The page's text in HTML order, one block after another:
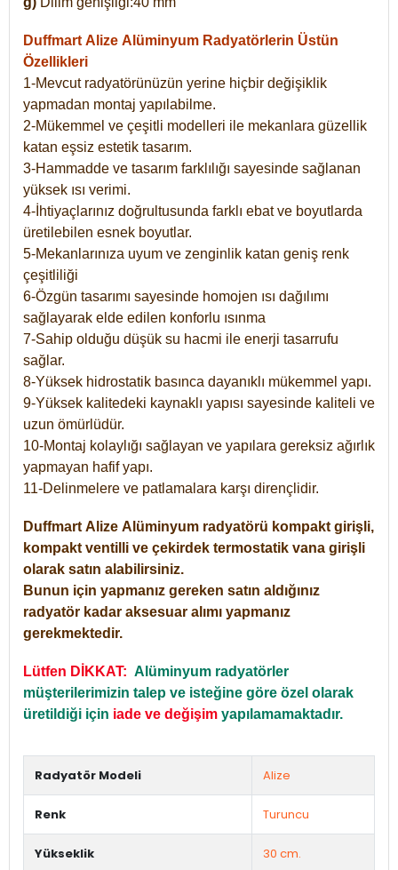
Duffmart Alize Alüminyum Radyatörlerin Üstün
Özellikleri
1-Mevcut radyatörünüzün yerine hiçbir değişiklik
yapmadan montaj yapılabilme.
2-Mükemmel ve çeşitli modelleri ile mekanlara güzellik
katan eşsiz estetik tasarım.
3-Hammadde ve tasarım farklılığı sayesinde sağlanan
yüksek ısı verimi.
4-İhtiyaçlarınız doğrultusunda farklı ebat ve boyutlarda
üretilebilen esnek boyutlar.
5-Mekanlarınıza uyum ve zenginlik katan geniş renk
çeşitliliği
6-Özgün tasarımı sayesinde homojen ısı dağılımı
sağlayarak elde edilen konforlu ısınma
7-Sahip olduğu düşük su hacmi ile enerji tasarrufu
sağlar.
8-Yüksek hidrostatik basınca dayanıklı mükemmel yapı.
9-Yüksek kalitedeki kaynaklı yapısı sayesinde kaliteli ve
uzun ömürlüdür.
10-Montaj kolaylığı sağlayan ve yapılara gereksiz ağırlık
yapmayan hafif yapı.
11-Delinmelere ve patlamalara karşı dirençlidir.
Duffmart Alize Alüminyum radyatörü kompakt girişli,
kompakt ventilli ve çekirdek termostatik vana girişli
olarak satın alabilirsiniz.
Bunun için yapmanız gereken satın aldığınız
radyatör kadar aksesuar alımı yapmanız
gerekmektedir.
Lütfen DİKKAT: Alüminyum radyatörler
müşterilerimizin talep ve isteğine göre özel olarak
üretildiği için iade ve değişim yapılamamaktadır.
Radyatör Modeli Alize
Renk Turuncu
Yükseklik 30 cm.